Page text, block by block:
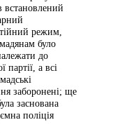
встановлений
режим,
було
до
партії, а всі
заборонені; ще
заснована
поліція